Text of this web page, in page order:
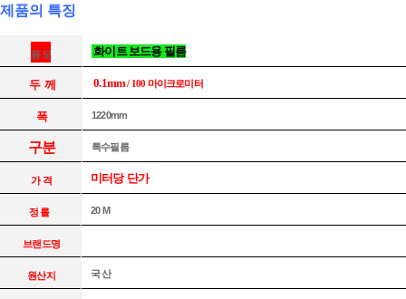
페이코 ID로 페
제품의 특징
용 도 화이트 보드용 필름
두 께 0.1mm/ 100 마이크로미터
폭 1220mm
구분 특수필름
가 격 미터당 단가
정 롤 20 M
브랜드명
원산지 국 산